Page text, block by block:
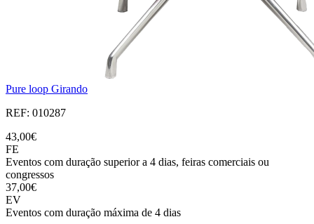
Pure loop Girando
REF: 010287
43,00€
FE
Eventos com duração superior a 4 dias, feiras comerciais ou
congressos
37,00€
EV
Eventos com duração máxima de 4 dias